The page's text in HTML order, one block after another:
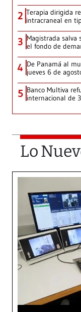
2 Terapia dirigida
intracraneal en
3 Magistrada salva
el fondo de
4 De Panamá al
jueves 6 de
5 Banco Multiva
internacional de
Lo